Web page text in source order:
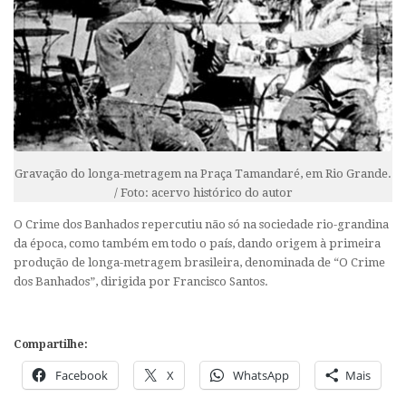
Gravação do longa-metragem na Praça Tamandaré, em Rio Grande.
/ Foto: acervo histórico do autor
O Crime dos Banhados repercutiu não só na sociedade rio-grandina
da época, como também em todo o país, dando origem à primeira
produção de longa-metragem brasileira, denominada de “O Crime
dos Banhados”, dirigida por Francisco Santos.
Compartilhe:
Facebook X WhatsApp Mais